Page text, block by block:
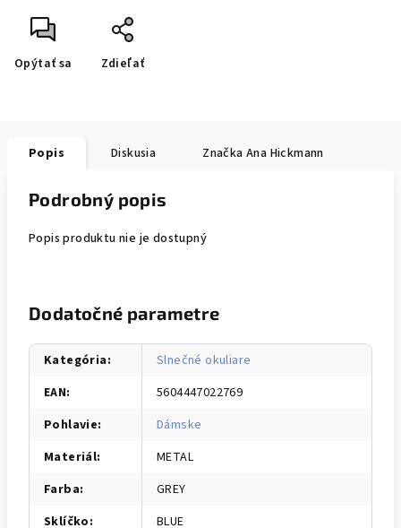
Opýtať sa Zdieľať
Popis Diskusia Značka Ana Hickmann
Podrobný popis
Popis produktu nie je dostupný
Dodatočné parametre
Kategória:
Slnečné okuliare
EAN:
5604447022769
Pohlavie:
Dámske
Materiál:
METAL
Farba:
GREY
Sklíčko:
BLUE